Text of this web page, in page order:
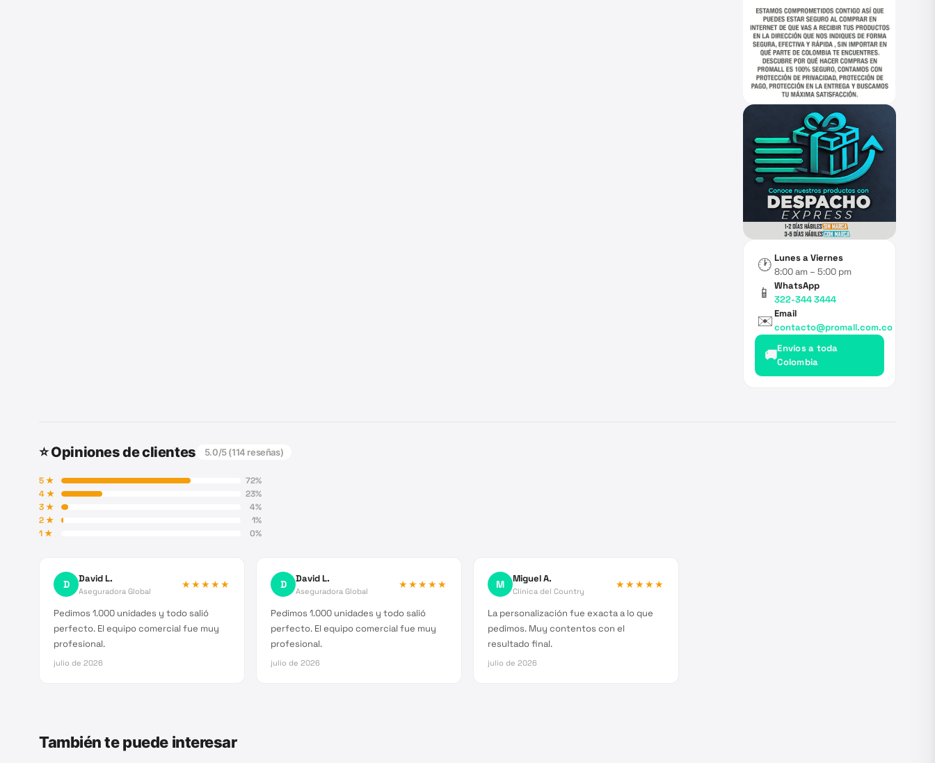
🕐 Lunes a Viernes
8:00 am – 5:00 pm
📱
WhatsApp
322-344 3444
✉️Email
contacto@promall.com.co
🚚Envíos a toda
Colombia
⭐ Opiniones de clientes 5.0/5 (114 reseñas)
5★ 72%
4★ 23%
3★ 4%
2★ 1%
1★ 0%
D David L.
Aseguradora Global
★★★★★
Pedimos 1.000 unidades y todo salió
perfecto. El equipo comercial fue muy
profesional.
julio de 2026
D David L.
Aseguradora Global
★★★★★
Pedimos 1.000 unidades y todo salió
perfecto. El equipo comercial fue muy
profesional.
julio de 2026
M Miguel A.
Clínica del Country
★★★★★
La personalización fue exacta a lo que
pedimos. Muy contentos con el
resultado final.
julio de 2026
También te puede interesar